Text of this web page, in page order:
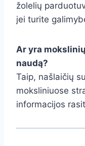
žolelių
jei turite
Ar yra
naudą?
Taip, našlaičių
moksliniuose
informacijos